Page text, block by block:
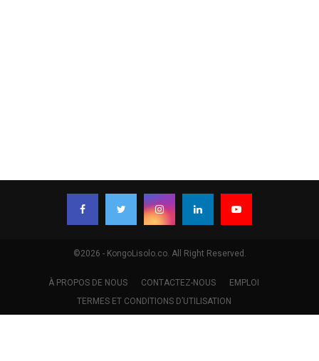
©2026 - KongoLisolo.co. All Right Reserved.
À PROPOS DE NOUS CONTACTEZ-NOUS
EMPLOI
TERMES ET CONDITIONS D’UTILISATION